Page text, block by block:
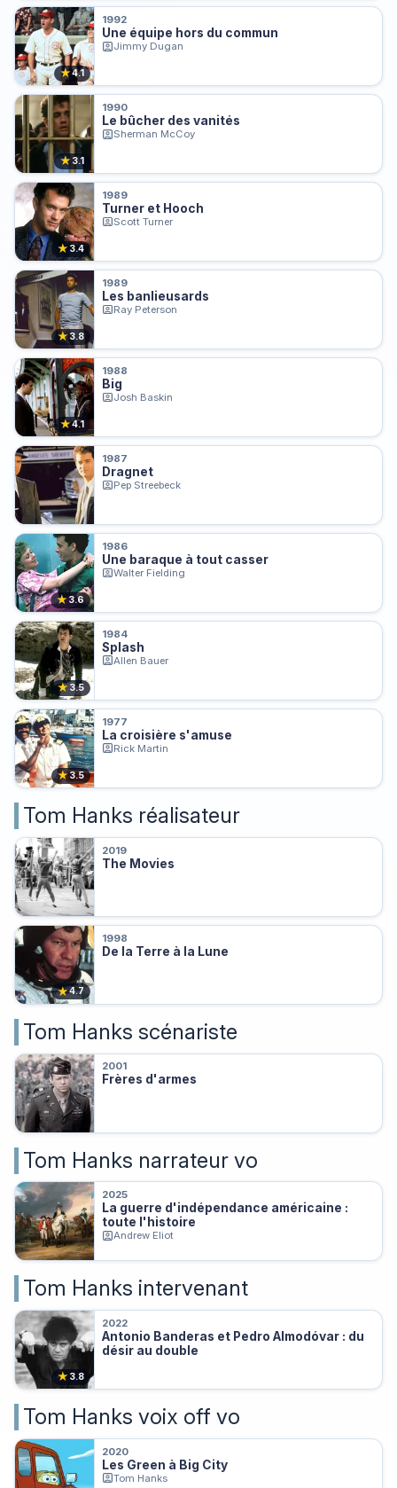
★4.1
1992
Une équipe hors du commun
Jimmy Dugan
★ 3.1
1990
Le bûcher des vanités
Sherman McCoy
★ 3.4
1989
Turner et Hooch
Scott Turner
★3.8
1989
Les banlieusards
Ray Peterson
★4.1
1988
Big
Josh Baskin
1987
Dragnet
Pep Streebeck
★3.6
1986
Une baraque à tout casser
Walter Fielding
★3.5
1984
Splash
Allen Bauer
★3.5
1977
La croisière s'amuse
Rick Martin
Tom Hanks réalisateur
2019
The Movies
★4.7
1998
De la Terre à la Lune
Tom Hanks scénariste
2001
Frères d'armes
Tom Hanks narrateur vo
2025
La guerre d'indépendance américaine :
toute l'histoire
Andrew Eliot
Tom Hanks intervenant
★3.8
2022
Antonio Banderas et Pedro Almodóvar : du
désir au double
Tom Hanks voix off vo
2020
Les Green à Big City
Tom Hanks